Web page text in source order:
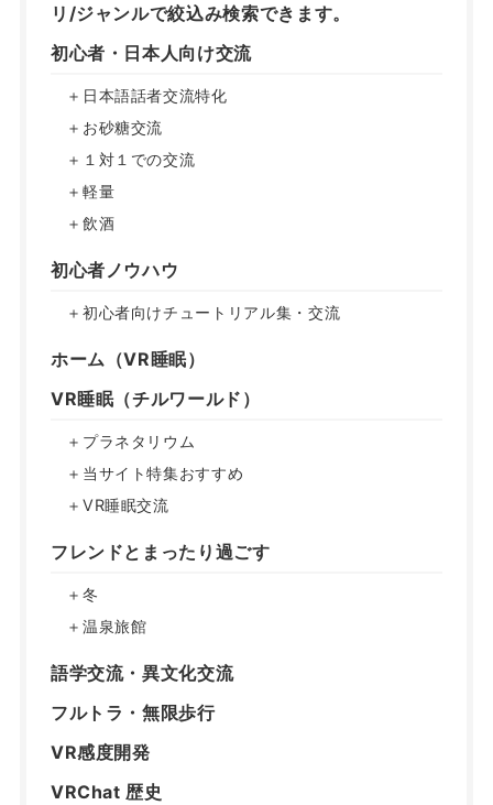
リ/ジャンルで絞込み検索できます。
初心者・日本人向け交流
＋日本語話者交流特化
＋お砂糖交流
＋１対１での交流
＋軽量
＋飲酒
初心者ノウハウ
＋初心者向けチュートリアル集・交流
ホーム（VR睡眠）
VR睡眠（チルワールド）
＋プラネタリウム
＋当サイト特集おすすめ
＋VR睡眠交流
フレンドとまったり過ごす
＋冬
＋温泉旅館
語学交流・異文化交流
フルトラ・無限歩行
VR感度開発
VRChat 歴史